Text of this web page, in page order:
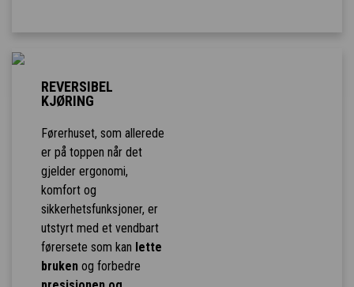
REVERSIBEL
KJØRING
Førerhuset, som allerede
er på toppen når det
gjelder ergonomi,
komfort og
sikkerhetsfunksjoner, er
utstyrt med et vendbart
førersete som kan lette
brukenog forbedre